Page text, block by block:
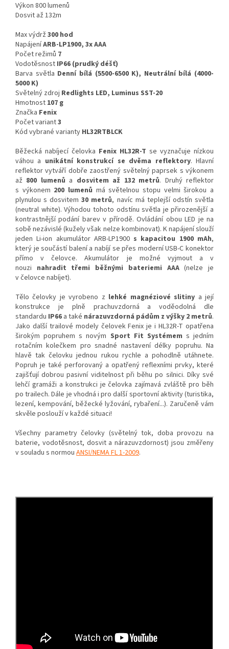
Výkon 800 lumenů
Dosvit až 132m
Max výdrž 300 hod
NapájeníARB-LP1900, 3x AAA
Počet režimů 7
Vodotěsnost IP66 (prudký déšť)
Barva světla Denní bílá (5500-6500 K), Neutrální bílá (4000-
5000 K)
Světelný zdroj Redlights LED, Luminus SST-20
Hmotnost 107 g
Značka Fenix
Počet variant3
Kód vybrané varianty HL32RTBLCK
Běžecká nabíjecí čelovka Fenix HL32R-T se vyznačuje nízkou
váhou a unikátní konstrukcí se dvěma reflektory. Hlavní
reflektor vytváří dobře zaostřený světelný paprsek s výkonem
až 800 lumenů a dosvitem až 132 metrů. Druhý reflektor
s výkonem 200 lumenů má světelnou stopu velmi širokou a
plynulou s dosvitem 30 metrů, navíc má teplejší odstín světla
(neutral white). Výhodou tohoto odstínu světla je přirozenější a
kontrastnější podání barev v přírodě. Ovládání obou LED je na
sobě nezávislé (kužely však nelze kombinovat). K napájení slouží
jeden Li-ion akumulátor ARB-LP1900 s kapacitou 1900 mAh,
který je součástí balení a nabíjí se přes moderní USB-C konektor
přímo v čelovce. Akumulátor je možné vyjmout a
v
nouzi nahradit třemi běžnými bateriemi AAA (nelze je
v čelovce nabíjet).
Tělo čelovky je vyrobeno z lehké magnéziové slitiny a její
konstrukce je plně prachuvzdorná a voděodolná dle
standardu IP66 a také nárazuvzdorná pádům z výšky 2 metrů.
Jako další trailové modely čelovek Fenix je i HL32R-T opatřena
širokým popruhem s novým Sport Fit Systémem s jedním
rotačním kolečkem pro snadné nastavení délky popruhu. Na
hlavě tak čelovku jednou rukou rychle a pohodlně utáhnete.
Popruh je také perforovaný a opatřený reflexními prvky, které
zajišťují dobrou pasivní viditelnost při běhu po silnici. Díky své
lehčí gramáži a konstrukci je čelovka zajímavá zvláště pro běh
po trailech. Dále je vhodná i pro další sportovní aktivity (turistika,
lezení, kempování, běžecké lyžování, rybaření...). Zaručeně vám
skvěle poslouží v každé situaci!
Všechny parametry čelovky (světelný tok, doba provozu na
baterie, vodotěsnost, dosvit a nárazuvzdornost) jsou změřeny
v souladu s normou ANSI/NEMA FL 1-2009.